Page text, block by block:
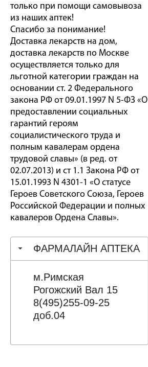
только при помощи самовывоза
из наших аптек!
Спасибо за понимание!
Доставка лекарств на дом,
доставка лекарств по Москве
осуществляется только для
льготной категории граждан на
основании ст. 2 Федерального
закона РФ от 09.01.1997 N 5-ФЗ «О
предоставлении социальных
гарантий героям
социалистического труда и
полным кавалерам ордена
трудовой славы» (в ред. от
02.07.2013) и ст 1.1 Закона РФ от
15.01.1993 N 4301-1 «О статусе
Героев Советского Союза, Героев
Российской Федерации и полных
кавалеров Ордена Славы».
ФАРМАЛАЙН АПТЕКА
м.Римская
Рогожский Вал 15
8(495)255-09-25
доб.04